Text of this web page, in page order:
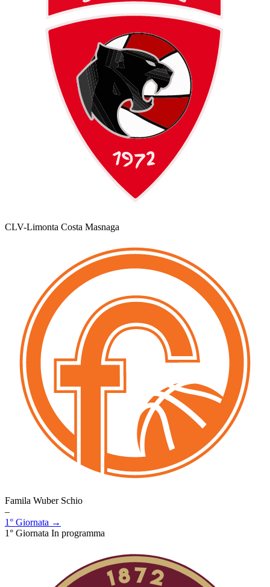
CLV-Limonta Costa Masnaga
Famila Wuber Schio
–
1° Giornata →
1° Giornata In programma